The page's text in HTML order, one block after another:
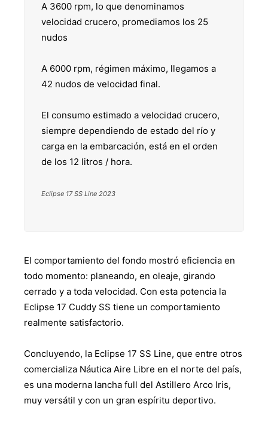
A 3600 rpm, lo que denominamos
velocidad crucero, promediamos los 25
nudos
A 6000 rpm, régimen máximo, llegamos a
42 nudos de velocidad final.
El consumo estimado a velocidad crucero,
siempre dependiendo de estado del río y
carga en la embarcación, está en el orden
de los 12 litros / hora.
Eclipse 17 SS Line 2023
El comportamiento del fondo mostró eficiencia en
todo momento: planeando, en oleaje, girando
cerrado y a toda velocidad. Con esta potencia la
Eclipse 17 Cuddy SS tiene un comportamiento
realmente satisfactorio.
Concluyendo, la Eclipse 17 SS Line, que entre otros
comercializa Náutica Aire Libre en el norte del país,
es una moderna lancha full del Astillero Arco Iris,
muy versátil y con un gran espíritu deportivo.